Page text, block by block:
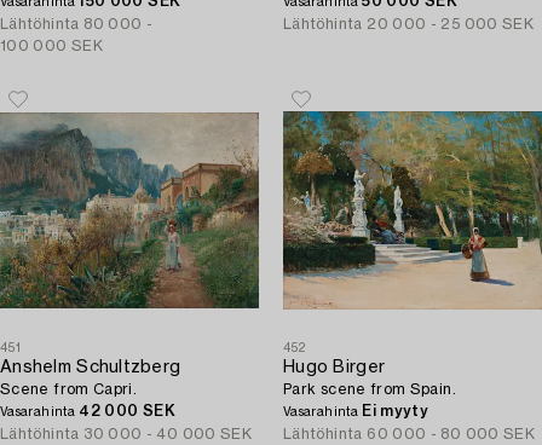
Vasarahinta
Lähtöhinta 80 000 -
100 000 SEK
Vasarahinta
Lähtöhinta 20 000 - 25 000 SEK
451
Anshelm Schultzberg
Scene from Capri.
Vasarahinta 42 000 SEK
Lähtöhinta 30 000 - 40 000 SEK
452
Hugo Birger
Park scene from Spain.
Vasarahinta Ei myyty
Lähtöhinta 60 000 - 80 000 SEK